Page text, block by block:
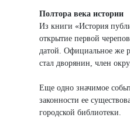
Полтора века истории
Из книги «История
открытие первой
датой. Официальное же
стал дворянин, член
Еще одно значимое
законности ее
городской библиотеки.